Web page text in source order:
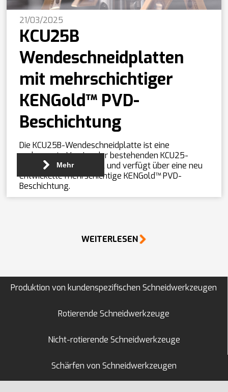
21/03/2025
KCU25B
Wendeschneidplatten
mit mehrschichtiger
KENGold™ PVD-
Beschichtung
Die KCU25B-Wendeschneidplatte ist eine
verbesserte Version der bestehenden KCU25-
Platte von Kennametal und verfügt über eine neu
entwickelte mehrschichtige KENGold™ PVD-
Beschichtung.
Mehr
WEITERLESEN
Produktion von kundenspezifischen Schneidwerkzeugen
Rotierende Schneidwerkzeuge
Nicht-rotierende Schneidwerkzeuge
Schärfen von Schneidwerkzeugen